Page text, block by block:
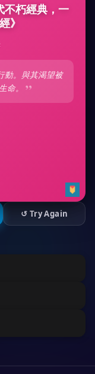
不朽經典，一
》
動。與其渴望被
命。
”
↺ Try Again